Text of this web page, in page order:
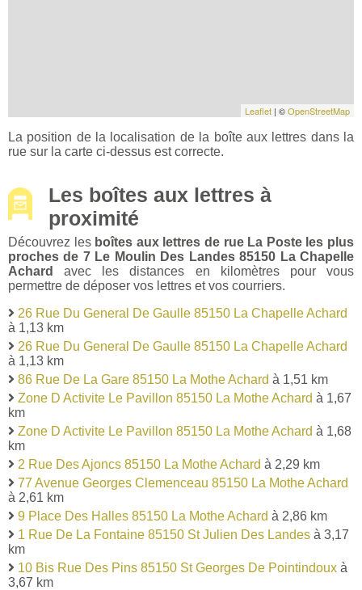
Leaflet | ©OpenStreetMap
La position de la localisation de la boîte aux lettres dans la
rue sur la carte ci-dessus est correcte.
Les boîtes aux lettres à
proximité
Découvrez les boîtes aux lettres de rue La Poste les plus
proches de 7 Le Moulin Des Landes 85150 La Chapelle
Achard
avec les distances en kilomètres pour vous
permettre de déposer vos lettres et vos courriers.
26 Rue Du General De Gaulle 85150 La Chapelle Achard
à 1,13 km
26 Rue Du General De Gaulle 85150 La Chapelle Achard
à 1,13 km
86 Rue De La Gare 85150 La Mothe Achard à 1,51 km
Zone D Activite Le Pavillon 85150 La Mothe Achard à 1,67
km
Zone D Activite Le Pavillon 85150 La Mothe Achard à 1,68
km
2 Rue Des Ajoncs 85150 La Mothe Achard à 2,29 km
77 Avenue Georges Clemenceau 85150 La Mothe Achard
à 2,61 km
9 Place Des Halles 85150 La Mothe Achard à 2,86 km
1 Rue De La Fontaine 85150 St Julien Des Landes à 3,17
km
10 Bis Rue Des Pins 85150 St Georges De Pointindoux à
3,67 km